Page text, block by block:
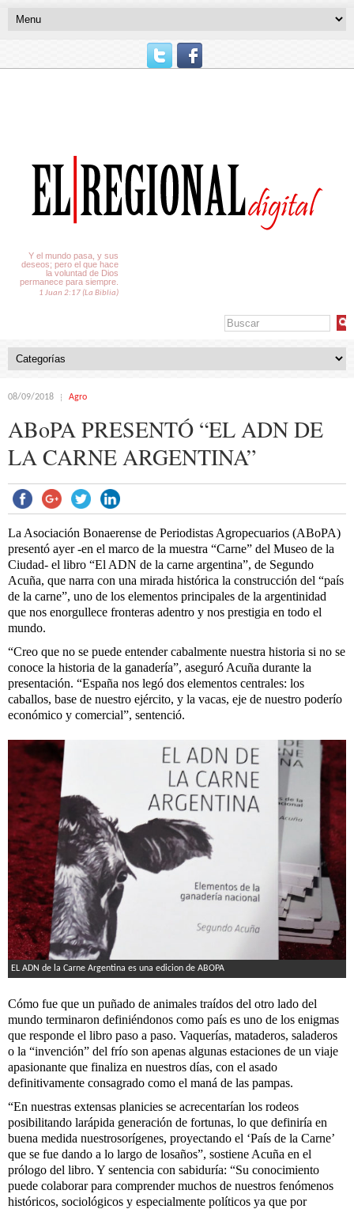
Y el mundo pasa, y sus
deseos; pero el que hace
la voluntad de Dios
permanece para siempre.
1 Juan 2:17 (La Biblia)
08/09/2018 Agro
ABoPA PRESENTÓ “EL ADN DE
LA CARNE ARGENTINA”
La Asociación Bonaerense de Periodistas Agropecuarios (ABoPA)
presentó ayer -en el marco de la muestra “Carne” del Museo de la
Ciudad- el libro “El ADN de la carne argentina”, de Segundo
Acuña, que narra con una mirada histórica la construcción del “país
de la carne”, uno de los elementos principales de la argentinidad
que nos enorgullece fronteras adentro y nos prestigia en todo el
mundo.
“Creo que no se puede entender cabalmente nuestra historia si no se
conoce la historia de la ganadería”, aseguró Acuña durante la
presentación. “España nos legó dos elementos centrales: los
caballos, base de nuestro ejército, y la vacas, eje de nuestro poderío
económico y comercial”, sentenció.
EL ADN de la Carne Argentina es una edicion de ABOPA
Cómo fue que un puñado de animales traídos del otro lado del
mundo terminaron definiéndonos como país es uno de los enigmas
que responde el libro paso a paso. Vaquerías, mataderos, saladeros
o la “invención” del frío son apenas algunas estaciones de un viaje
apasionante que finaliza en nuestros días, con el asado
definitivamente consagrado como el maná de las pampas.
“En nuestras extensas planicies se acrecentarían los rodeos
posibilitando larápida generación de fortunas, lo que definiría en
buena medida nuestrosorígenes, proyectando el ‘País de la Carne’
que se fue dando a lo largo de losaños”, sostiene Acuña en el
prólogo del libro. Y sentencia con sabiduría: “Su conocimiento
puede colaborar para comprender muchos de nuestros fenómenos
históricos, sociológicos y especialmente políticos ya que por